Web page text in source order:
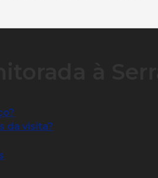
da visita?